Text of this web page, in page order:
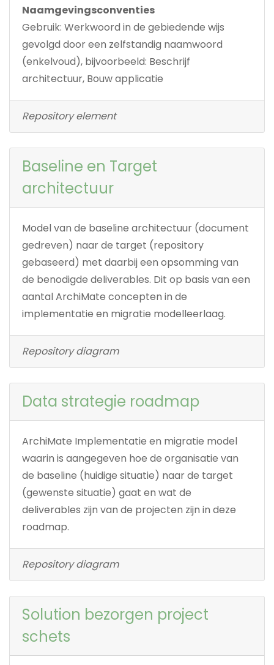
Naamgevingsconventies
Gebruik: Werkwoord in de gebiedende wijs
gevolgd door een zelfstandig naamwoord
(enkelvoud), bijvoorbeeld: Beschrijf
architectuur, Bouw applicatie
Repository element
Baseline en Target
architectuur
Model van de baseline architectuur (document
gedreven) naar de target (repository
gebaseerd) met daarbij een opsomming van
de benodigde deliverables. Dit op basis van een
aantal ArchiMate concepten in de
implementatie en migratie modelleerlaag.
Repository diagram
Data strategie roadmap
ArchiMate Implementatie en migratie model
waarin is aangegeven hoe de organisatie van
de baseline (huidige situatie) naar de target
(gewenste situatie) gaat en wat de
deliverables zijn van de projecten zijn in deze
roadmap.
Repository diagram
Solution bezorgen project
schets